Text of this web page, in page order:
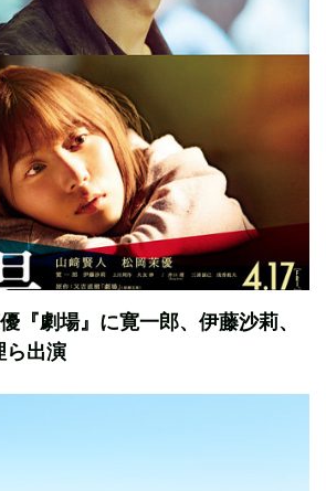
『劇場』に寛一郎、伊藤沙莉、
ら出演